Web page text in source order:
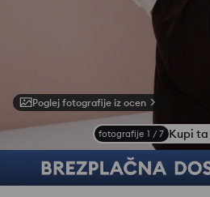
Poglej fotografije iz ocen
fotografije 1 / 7 Kupi